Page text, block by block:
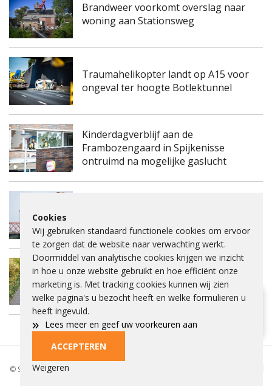
Brandweer voorkomt overslag naar
woning aan Stationsweg
Traumahelikopter landt op A15 voor
ongeval ter hoogte Botlektunnel
Kinderdagverblijf aan de
Frambozengaard in Spijkenisse
ontruimd na mogelijke gaslucht
Fietspad Lange Schenkeldijk afgesloten
vanwege verzakking asfalt en ernstige
scheuren
© Spieke 2026 - Het is niet toegestaan om tekst of beelden over te nemen
Cookies
Wij gebruiken standaard functionele cookies om ervoor
te zorgen dat de website naar verwachting werkt.
Doormiddel van analytische cookies krijgen we inzicht
in hoe u onze website gebruikt en hoe efficiënt onze
marketing is. Met tracking cookies kunnen wij zien
welke pagina's u bezocht heeft en welke formulieren u
heeft ingevuld.
» Lees meer en geef uw voorkeuren aan
ACCEPTEREN
Weigeren
Hulp bij lezen?
Klik dan op het vraagteken.